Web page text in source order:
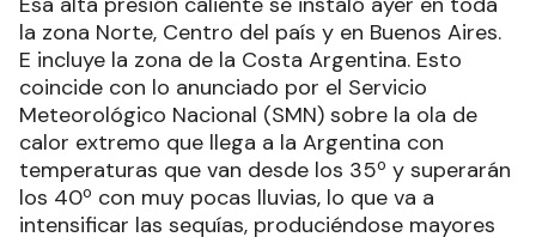
la zona Norte, Centro del país y en Buenos Aires.
E incluye la zona de la Costa Argentina. Esto
coincide con lo anunciado por el Servicio
Meteorológico Nacional (SMN) sobre la ola de
calor extremo que llega a la Argentina con
temperaturas que van desde los 35º y superarán
los 40º con muy pocas lluvias, lo que va a
intensificar las sequías, produciéndose mayores